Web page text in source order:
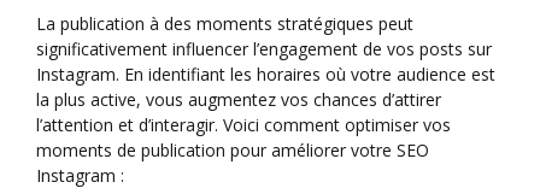
La publication à des moments stratégiques peut
significativement influencer l’engagement de vos posts sur
Instagram. En identifiant les horaires où votre audience est
la plus active, vous augmentez vos chances d’attirer
l’attention et d’interagir. Voici comment optimiser vos
moments de publication pour améliorer votre SEO
Instagram :